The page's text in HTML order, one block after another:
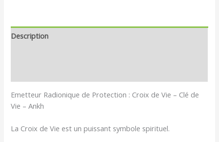
Description
Emetteur Radionique de Protection : Croix de Vie – Clé de
Vie – Ankh
La Croix de Vie est un puissant symbole spirituel.